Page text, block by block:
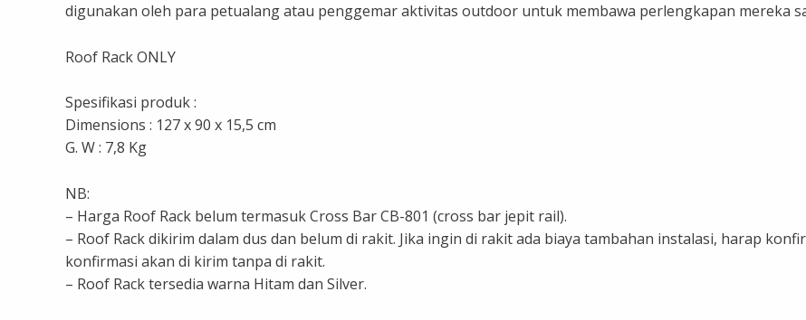
digunakan oleh para petualang atau penggemar aktivitas outdoor untuk membawa perlengkapan mereka
Roof Rack ONLY
Spesifikasi produk :
Dimensions : 127 x 90 x 15,5 cm
G. W : 7,8 Kg
NB:
– Harga Roof Rack belum termasuk Cross Bar CB-801 (cross bar jepit rail).
– Roof Rack dikirim dalam dus dan belum di rakit. Jika ingin di rakit ada biaya tambahan instalasi, harap
konfirmasi akan di kirim tanpa di rakit.
– Roof Rack tersedia warna Hitam dan Silver.